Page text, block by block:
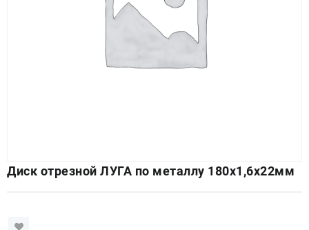
Диск отрезной ЛУГА по металлу 180х1,6х22мм